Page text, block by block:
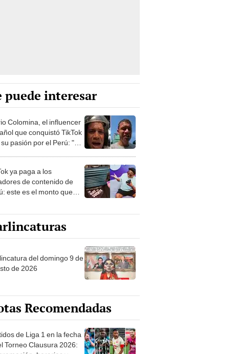
puede interesar
Colomina, el influencer
que conquistó TikTok
su pasión por el Perú: "Mi
nació por la
ya paga a los
de contenido de
este es el monto que
llegar a cobrar por
de 2026
Recomendadas
de Liga 1 en la fecha
Torneo Clausura 2026:
horarios y